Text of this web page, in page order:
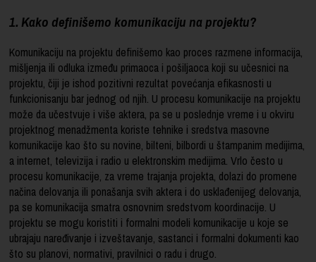
1. Kako definišemo komunikaciju na projektu?
Komunikaciju na projektu definišemo kao proces razmene informacija,
mišljenja ili odluka između primaoca i pošiljaoca koji su učesnici na
projektu, čiji je ishod pozitivni rezultat povećanja efikasnosti u
funkcionisanju bar jednog od njih. U procesu komunikacije na projektu
može da učestvuje i više aktera, pa se u poslednje vreme i u okviru
projektnog menadžmenta koriste tehnike i sredstva masovne
komunikacije kao što su novine, bilteni, bilbordi u štampanim medijima,
a internet, televizija i radio u elektronskim medijima. Vrlo često u
procesu komunikacije, za vreme trajanja projekta, dolazi do promene
načina delovanja ili ponašanja svih aktera i do usklađenijeg delovanja,
pa se komunikacija smatra osnovnim sredstvom koordinacije. U
projektu se mogu koristiti i formalni modeli komunikacije u koje se
ubrajaju naređivanje i izveštavanje, sastanci i formalni dokumenti kao
što su planovi, normativi, pravilnici o radu i drugo.